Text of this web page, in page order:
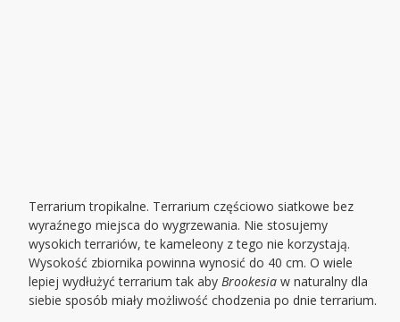
Terrarium tropikalne. Terrarium częściowo siatkowe bez
wyraźnego miejsca do wygrzewania. Nie stosujemy
wysokich terrariów, te kameleony z tego nie korzystają.
Wysokość zbiornika powinna wynosić do 40 cm. O wiele
lepiej wydłużyć terrarium tak abyBrookesia w naturalny dla
siebie sposób miały możliwość chodzenia po dnie terrarium.